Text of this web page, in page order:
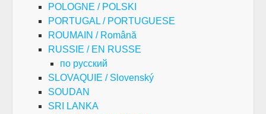
POLOGNE / POLSKI
PORTUGAL / PORTUGUESE
ROUMAIN / Română
RUSSIE / EN RUSSE
по русский
SLOVAQUIE / Slovenský
SOUDAN
SRI LANKA